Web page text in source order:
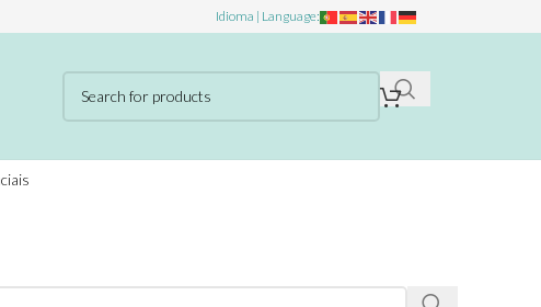
Idioma | Language: